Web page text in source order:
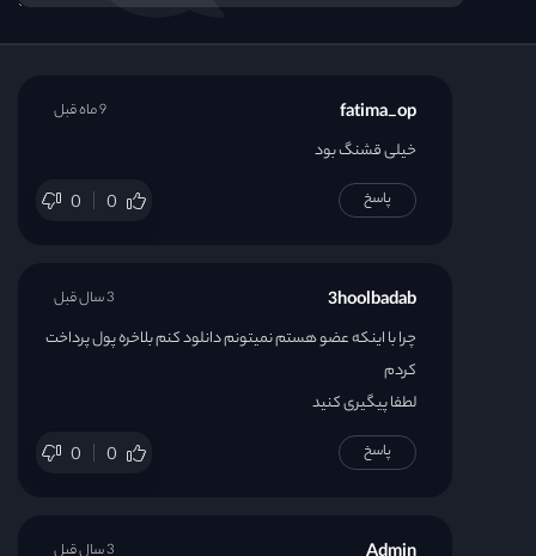
fatima_op
خیلی قشنگ بود
0 0
9 ماه قبل
پاسخ
3hoolbadab
چرا با اینکه عضو هستم نمیتونم دانلود کنم بلاخره پول پرداخت
کردم
لطفا پیگیری کنید
0 0
3 سال قبل
پاسخ